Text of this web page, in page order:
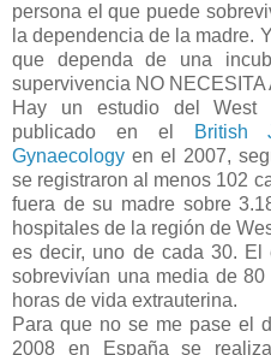
persona el que puede
la dependencia de la madre.
que dependa de una
supervivencia NO NECESITA
Hay un estudio del West
publicado en el
British
Gynaecology en el 2007,
se registraron al menos 102
fuera de su madre sobre
hospitales de la región de
es decir, uno de cada 30.
sobrevivían una media de
horas de vida extrauterina.
Para que no se me pase el
2008 en España se